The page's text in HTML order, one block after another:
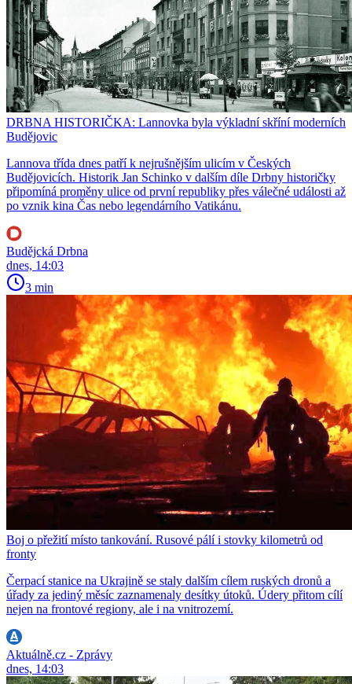
DRBNA HISTORIČKA: Lannovka byla výkladní skříní moderních
Budějovic
Lannova třída dnes patří k nejrušnějším ulicím v Českých
Budějovicích. Historik Jan Schinko v dalším díle Drbny historičky
připomíná proměny ulice od první republiky přes válečné události až
po vznik kina Čas nebo legendárního Vatikánu.
Budějcká Drbna
dnes, 14:03
3 min
Boj o přežití místo tankování. Rusové pálí i stovky kilometrů od
fronty
Čerpací stanice na Ukrajině se staly dalším cílem ruských dronů a
úřady za jediný měsíc zaznamenaly desítky útoků. Údery přitom cílí
nejen na frontové regiony, ale i na vnitrozemí.
Aktuálně.cz - Zprávy
dnes, 14:03